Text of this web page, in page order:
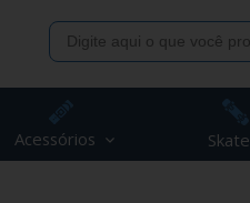
Acessórios Skate